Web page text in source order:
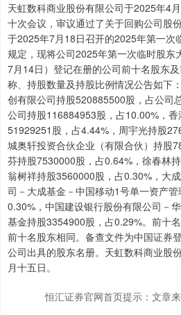
天虹数科商业股份有限公司于2025年4
十次会议，审议通过了关于回购公司股
于2025年7月18日召开的2025年第一次
规定，现将公司2025年第一次临时股东
7月14日）登记在册的公司前十名股东
称、持股数量及持股比例情况公告如下
创有限公司持股520885500股，占公司
公司持股116884953股，占10.00%，
51929251股，占4.44%，周宇光持股
城奥轩投资合伙企业（有限合伙）持股
芬持股7530000股，占0.64%，徐春林
翁树祥持股3560000股，占0.30%，大
司－大成基金－中国移动1号单一资产
0.30%，中国建设银行股份有限公司－
基金持股3354900股，占0.29%。前十
前十名股东相同。备查文件为中国证券
公司出具的股东名册。天虹数科商业股
月十五日。
恒汇证券官网首页提示：文章